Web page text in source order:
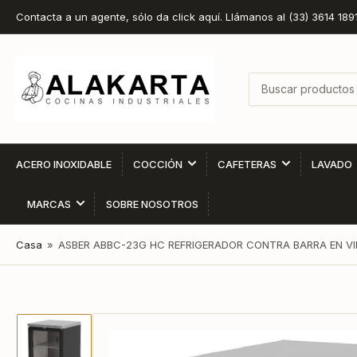
Contacta a un agente, sólo da click aquí. Llámanos al (33) 3614
productos
ACERO INOXIDABLE COCCIÓN CAFETERAS LAVADO
MARCAS SOBRE NOSOTROS
Casa » ASBER ABBC-23G HC REFRIGERADOR CONTRA BARRA EN